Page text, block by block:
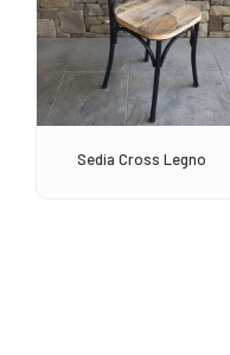
Sedia Cross Legno